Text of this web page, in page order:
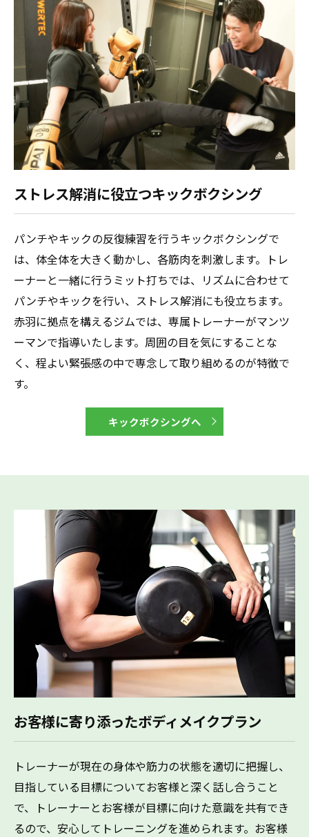
ストレス解消に役立つキックボクシング
パンチやキックの反復練習を行うキックボクシングで
は、体全体を大きく動かし、各筋肉を刺激します。トレ
ーナーと一緒に行うミット打ちでは、リズムに合わせて
パンチやキックを行い、ストレス解消にも役立ちます。
赤羽に拠点を構えるジムでは、専属トレーナーがマンツ
ーマンで指導いたします。周囲の目を気にすることな
く、程よい緊張感の中で専念して取り組めるのが特徴で
す。
キックボクシングへ
お客様に寄り添ったボディメイクプラン
トレーナーが現在の身体や筋力の状態を適切に把握し、
目指している目標についてお客様と深く話し合うこと
で、トレーナーとお客様が目標に向けた意識を共有でき
るので、安心してトレーニングを進められます。お客様